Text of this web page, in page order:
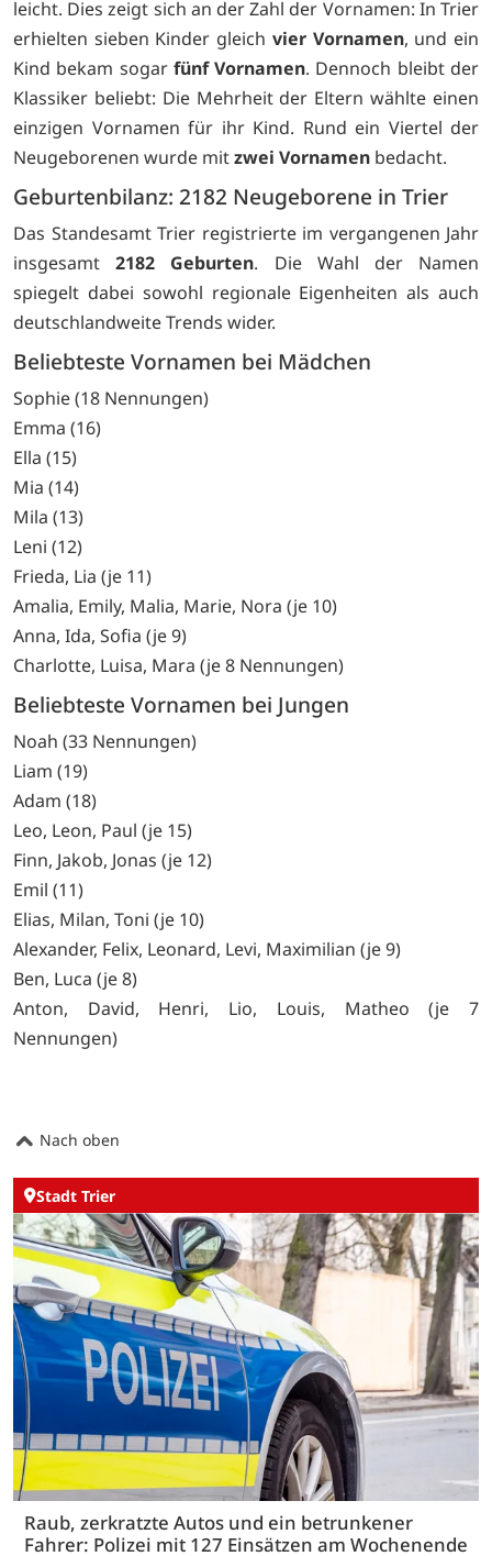
leicht. Dies zeigt sich an der Zahl der Vornamen: In Trier
erhielten sieben Kinder gleich vier Vornamen, und ein
Kind bekam sogar fünf Vornamen. Dennoch bleibt der
Klassiker beliebt: Die Mehrheit der Eltern wählte einen
einzigen Vornamen für ihr Kind. Rund ein Viertel der
Neugeborenen wurde mitzwei Vornamen bedacht.
Geburtenbilanz: 2182 Neugeborene in Trier
Das Standesamt Trier registrierte im vergangenen Jahr
insgesamt2182 Geburten. Die Wahl der Namen
spiegelt dabei sowohl regionale Eigenheiten als auch
deutschlandweite Trends wider.
Beliebteste Vornamen bei Mädchen
Sophie (18 Nennungen)
Emma (16)
Ella (15)
Mia (14)
Mila (13)
Leni (12)
Frieda, Lia (je 11)
Amalia, Emily, Malia, Marie, Nora (je 10)
Anna, Ida, Sofia (je 9)
Charlotte, Luisa, Mara (je 8 Nennungen)
Beliebteste Vornamen bei Jungen
Noah (33 Nennungen)
Liam (19)
Adam (18)
Leo, Leon, Paul (je 15)
Finn, Jakob, Jonas (je 12)
Emil (11)
Elias, Milan, Toni (je 10)
Alexander, Felix, Leonard, Levi, Maximilian (je 9)
Ben, Luca (je 8)
Anton, David, Henri, Lio, Louis, Matheo (je 7
Nennungen)
Nach oben
Stadt Trier
Raub, zerkratzte Autos und ein betrunkener
Fahrer: Polizei mit 127 Einsätzen am Wochenende